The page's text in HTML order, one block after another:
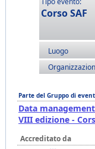
Corso SAF
Luogo
Parte del Gruppo di
Data
VIII edizione -
Accreditato da